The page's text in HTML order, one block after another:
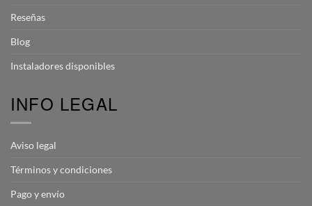
Reseñas
Blog
Instaladores disponibles
INFO LEGAL
Aviso legal
Términos y condiciones
Pago y envío